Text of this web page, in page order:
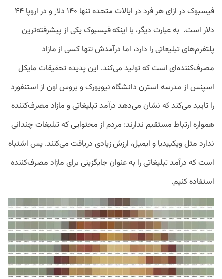
فیسبوک در ازای هر فرد در ایالات متحده تنها ۱۴۰ دلار و در اروپا ۴۴
دلار است. به عبارت دیگر، با اینکه فیسبوک یکی از پیشرفته‌ترین
پلتفرم‌های تبلیغاتی را دارد، اما درآمدش تنها کسی از مازاد
مصرف‌کننده‌ای است که تولید می‌کند. این پدیده تحقیقات مایکل
اسپنس از مدرسه استرن دانشگاه نیویورک و بروس اون از استنفورد
را تایید می‌کند که نشان می‌دهد درآمد تبلیغاتی و مازاد مصرف‌کننده
همواره ارتباط مستقیم ندارند: مردم از محتوایی که تبلیغات چندانی
ندارد مثل ویکیپدیا و ایمیل، ارزش زیادی دریافت می‌کنند. پس اشتباه
است که درآمد تبلیغاتی را به عنوان جایگزینی برای مازاد مصرف‌کننده
استفاده کنیم.